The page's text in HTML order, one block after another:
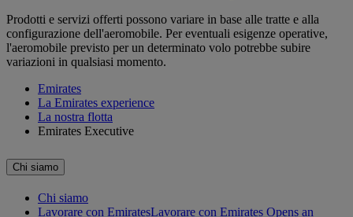
Prodotti e servizi offerti possono variare in base alle tratte e alla
configurazione dell'aeromobile. Per eventuali esigenze operative,
l'aeromobile previsto per un determinato volo potrebbe subire
variazioni in qualsiasi momento.
Emirates
La Emirates experience
La nostra flotta
Emirates Executive
Chi siamo
Chi siamo
Lavorare con EmiratesLavorare con Emirates Opens an